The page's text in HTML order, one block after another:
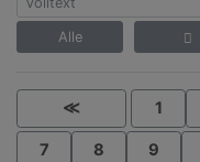
Alle
≪ 1
7 8 9